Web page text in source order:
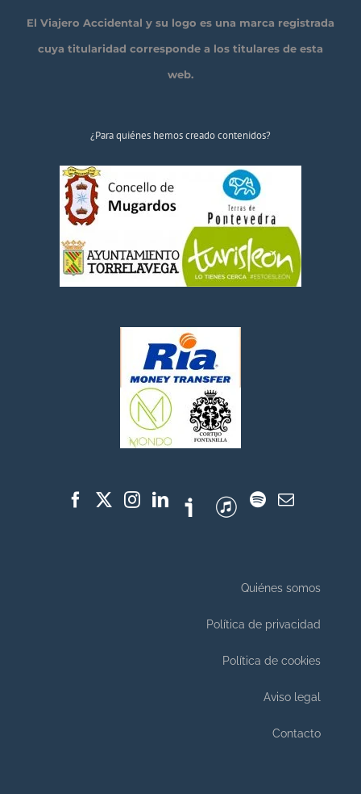
El Viajero Accidental y su logo es una marca registrada
cuya titularidad corresponde a los titulares de esta
web.
¿Para quiénes hemos creado contenidos?
Quiénes somos
Política de privacidad
Política de cookies
Aviso legal
Contacto